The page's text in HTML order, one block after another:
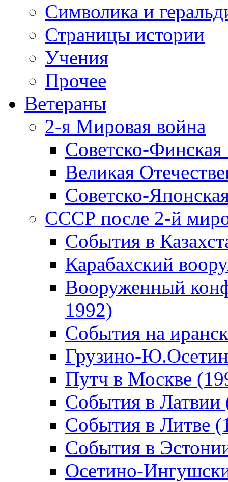
Символика и
Страницы истории
Учения
Прочее
Ветераны
2-я Мировая война
Советско-
Великая
Советско-
СССР после 2-й
События в
Карабахский
Вооруженный
1992)
События на
Грузино-
Путч в Москве
События в Латвии
События в Литве
События в
Осетино-